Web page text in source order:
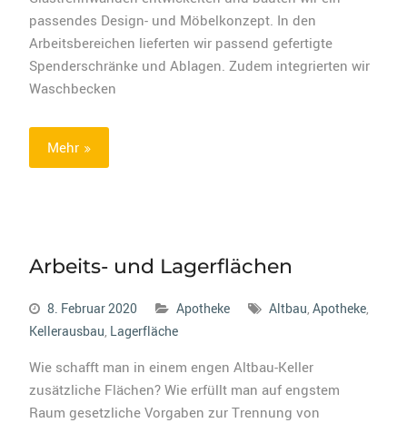
passendes Design- und Möbelkonzept. In den
Arbeitsbereichen lieferten wir passend gefertigte
Spenderschränke und Ablagen. Zudem integrierten wir
Waschbecken
Mehr
Arbeits- und Lagerflächen
8. Februar 2020 Apotheke Altbau Apotheke,
Kellerausbau Lagerfläche
Wie schafft man in einem engen Altbau-Keller
zusätzliche Flächen? Wie erfüllt man auf engstem
Raum gesetzliche Vorgaben zur Trennung von